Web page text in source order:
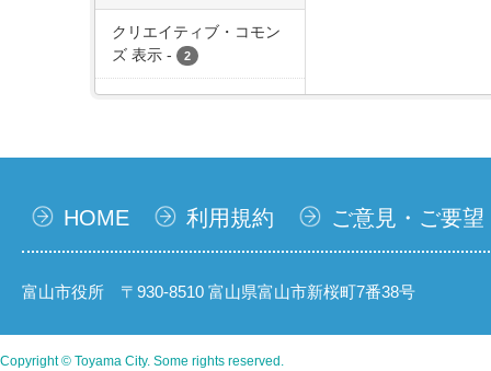
クリエイティブ・コモン
ズ 表示 - 2
HOME 利用規約 ご意見・ご要望
富山市役所 〒930-8510 富山県富山市新桜町7番38号
Copyright © Toyama City. Some rights reserved.